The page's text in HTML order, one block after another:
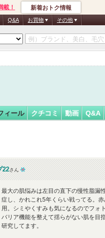
載！ 新着おトク情報
Q&A お買物 その他
さん
ィール クチコミ 動画 Q&A
22さん
最大の肌悩みは左目の直下の慢性脂漏
症し、かれこれ5年くらい戦ってる。
用。シミやくすみも気になるのでフォ
バリア機能を整えて揺らがない肌を目
研究してます。